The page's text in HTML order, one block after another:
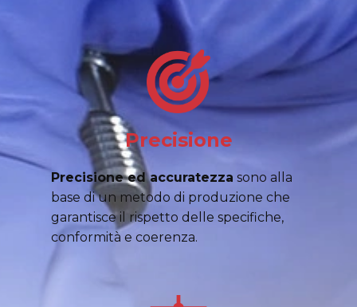
Precisione
Precisione ed accuratezza sono alla
base di un metodo di produzione che
garantisce il rispetto delle specifiche,
conformità e coerenza.